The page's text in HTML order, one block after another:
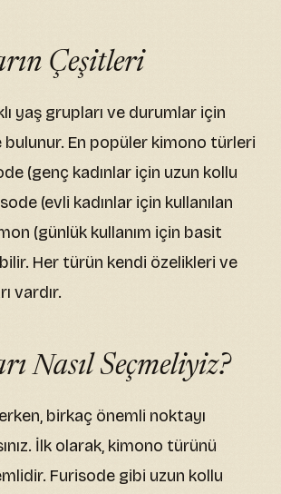
Çeşitleri
yaş grupları ve durumlar için
En popüler kimono türleri
(genç kadınlar için uzun kollu
(evli kadınlar için kullanılan
(günlük kullanım için basit
Her türün kendi özelikleri ve
vardır.
Nasıl Seçmeliyiz?
birkaç önemli noktayı
İlk olarak, kimono türünü
Furisode gibi uzun kollu